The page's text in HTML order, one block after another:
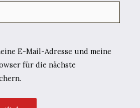
E-Mail-Adresse und meine
für die nächste